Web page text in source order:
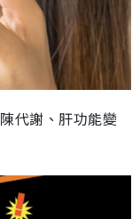
代謝、肝功能變